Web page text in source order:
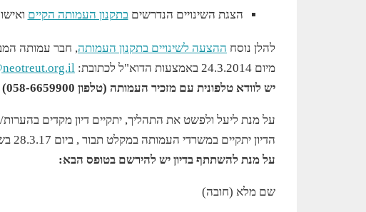
הצגת השינויים הנדרשיםבתקנון העמותה הקיים
להלן נוסח ההצעה לשינויים בתקנון העמותה, חבר עמותה
מיום 24.3.2014 באמצעות הדוא"ל לכתובת:
יש לוודא טלפונית עם מזכיר העמותה (טלפון 058-6659900) הגעת הדואר האלקטרוני למשרדנו.
על מנת ליעל ולפשט את התהליך, יתקיים דיון מקדים
הדיון יתקיים במשרדי העמותה במקלט תבור , ביום 28.3.17 בשעה 19:00 .
על מנת להשתתף בדיון יש להירשם בטופס הבא:
שם מלא (חובה)